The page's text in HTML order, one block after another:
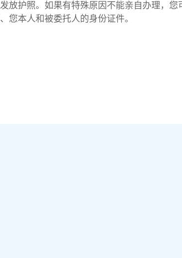
放护照。如果有特殊原因不能亲自办理，
您本人和被委托人的身份证件。